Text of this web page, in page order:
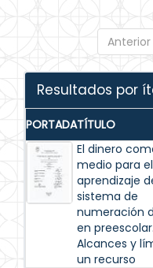
Anterior
Resultados por
PORTADATÍTULO
El dinero
medio para el
aprendizaje
sistema de
numeración
en preescolar.
Alcances y
un recurso